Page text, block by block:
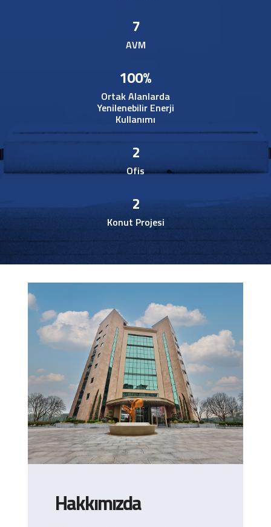
7
AVM
100%
Ortak Alanlarda
Yenilenebilir Enerji
Kullanımı
2
Ofis
2
Konut Projesi
Hakkımızda